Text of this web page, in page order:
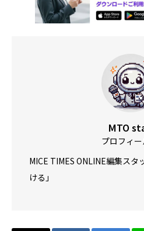
MTO
プロフィ
MICE TIMES ONLINE編集スタ
ける」